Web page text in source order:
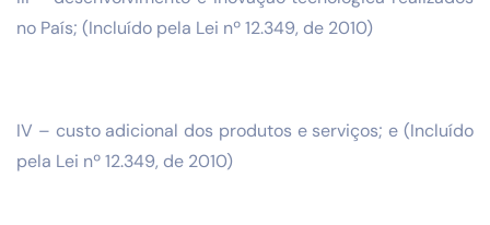
no País; (Incluído pela Lei nº 12.349, de 2010)
IV – custo adicional dos produtos e serviços; e (Incluído
pela Lei nº 12.349, de 2010)